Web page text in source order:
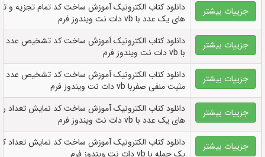
جزییات بیشتر
دانلود کتاب الکترونيک آموزش ساخت کد تمام تجزیه و
های یک عدد با vb دات نت ویندوز فرم
جزییات بیشتر
دانلود کتاب الکترونيک آموزش ساخت کد تشخیص عدد
با vb دات نت ویندوز فرم
جزییات بیشتر
دانلود کتاب الکترونيک آموزش ساخت کد تشخیص عدد
مثبت منفی صفربا vb دات نت ویندوز فرم
جزییات بیشتر
دانلود کتاب الکترونيک آموزش ساخت کد نمایش تعداد
های یک عدد با vb دات نت ویندوز فرم
جزییات بیشتر
دانلود کتاب الکترونيک آموزش ساخت کد نمایش تعداد
یک جمله با vb دات نت ویندوز فرم